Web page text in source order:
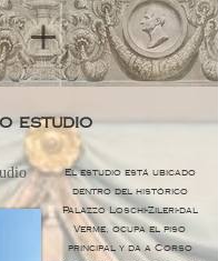
estudio
El estudio está ubicado
dentro del histórico
Palazzo Loschi-Zileri-dal
Verme, ocupa el piso
principal y da a Corso